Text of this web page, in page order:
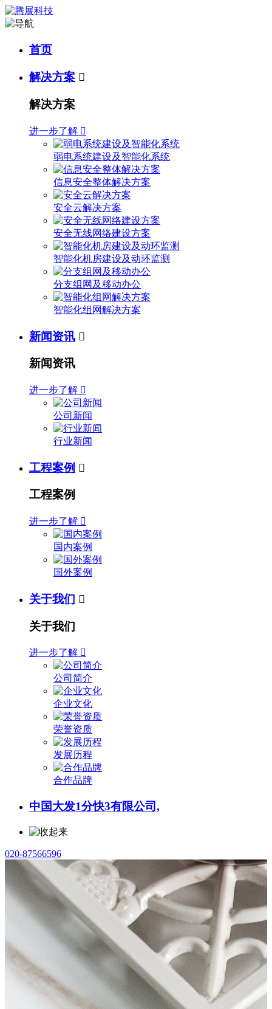
首页
解决方案 
解决方案
进一步了解 
弱电系统建设及智能化系统
信息安全整体解决方案
安全云解决方案
安全无线网络建设方案
智能化机房建设及动环监测
分支组网及移动办公
智能化组网解决方案
新闻资讯 
新闻资讯
进一步了解 
公司新闻
行业新闻
工程案例 
工程案例
进一步了解 
国内案例
国外案例
关于我们 
关于我们
进一步了解 
公司简介
企业文化
荣誉资质
发展历程
合作品牌
中国大发1分快3有限公司,
020-87566596